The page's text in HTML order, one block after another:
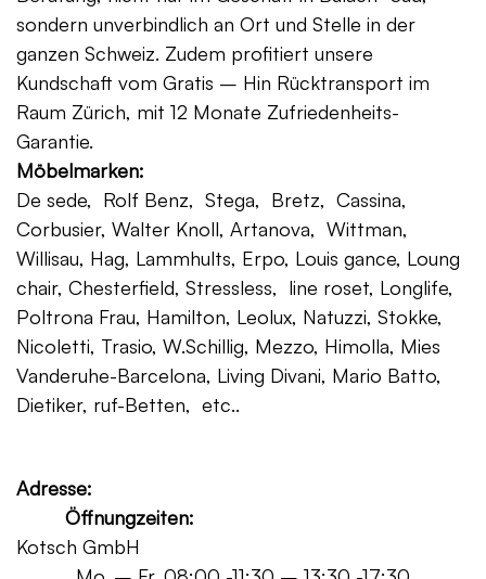
sondern unverbindlich an Ort und Stelle in der
ganzen Schweiz. Zudem profitiert unsere
Kundschaft vom Gratis – Hin Rücktransport im
Raum Zürich, mit 12 Monate Zufriedenheits-
Garantie.
Möbelmarken:
De sede, Rolf Benz, Stega, Bretz, Cassina,
Corbusier, Walter Knoll, Artanova, Wittman,
Willisau, Hag, Lammhults, Erpo, Louis gance, Loung
chair, Chesterfield, Stressless, line roset, Longlife,
Poltrona Frau, Hamilton, Leolux, Natuzzi, Stokke,
Nicoletti, Trasio, W.Schillig, Mezzo, Himolla, Mies
Vanderuhe-Barcelona, Living Divani, Mario Batto,
Dietiker, ruf-Betten, etc..
Adresse:
Öffnungzeiten:
Kotsch GmbH